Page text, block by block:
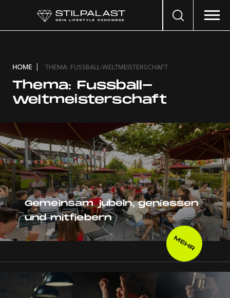
Search
HOME THEMA: FUSSBALL-WELTMEISTERSCHAFT
Thema: Fussball-
Weltmeisterschaft
Gemeinsam jubeln, geniessen
und mitfiebern
MEHR